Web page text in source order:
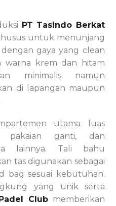
PT Tasindo Berkat
untuk menunjang
gaya yang clean
warna krem dan hitam
minimalis namun
di lapangan maupun
utama luas
ganti, dan
lainnya. Tali bahu
tas digunakan sebagai
bag sesuai kebutuhan.
yang unik serta
Clubmemberikan